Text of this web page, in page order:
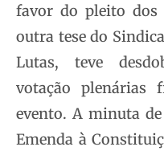
favor do pleito dos
outra tese do
Lutas, teve
votação
evento. A minuta
Emenda à